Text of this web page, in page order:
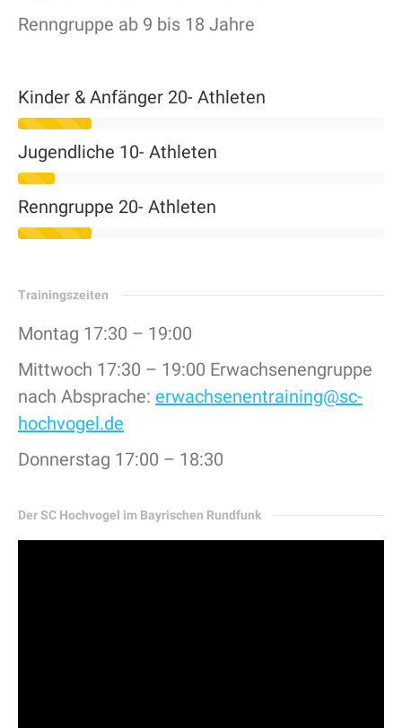
Renngruppe ab 9 bis 18 Jahre
Kinder & Anfänger 20- Athleten
Jugendliche 10- Athleten
Renngruppe 20- Athleten
Trainingszeiten
Montag 17:30 – 19:00
Mittwoch 17:30 – 19:00 Erwachsenengruppe
nach Absprache: erwachsenentraining@sc-
hochvogel.de
Donnerstag 17:00 – 18:30
Der SC Hochvogel im Bayrischen Rundfunk